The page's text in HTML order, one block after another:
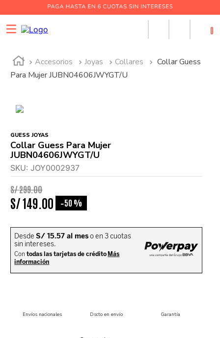
0
Accesorios Joyas Collares
Collar Guess
Para Mujer JUBN04606JWYGT/U
GUESS JOYAS
Collar Guess Para Mujer
JUBN04606JWYGT/U
SKU:JOY0002937
S/299.00
S/149 00 -50 %
Envíos nacionales Dscto en envío Garantía